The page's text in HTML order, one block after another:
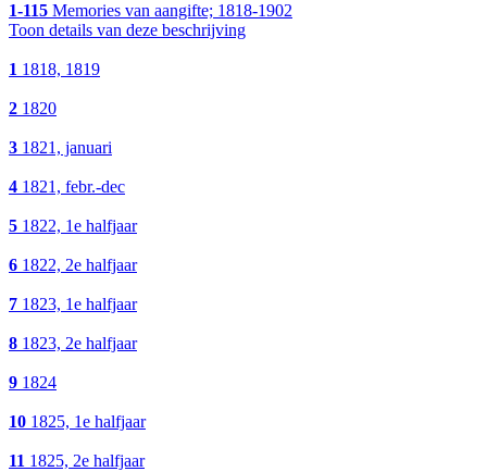
1-115 Memories van aangifte; 1818-1902
Toon details van deze beschrijving
1 1818, 1819
2 1820
3 1821, januari
4 1821, febr.-dec
5 1822, 1e halfjaar
6 1822, 2e halfjaar
7 1823, 1e halfjaar
8 1823, 2e halfjaar
9 1824
10 1825, 1e halfjaar
11 1825, 2e halfjaar